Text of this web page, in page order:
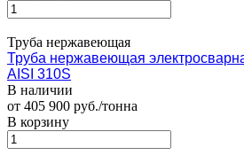
Труба нержавеющая
Труба нержавеющая
AISI 310S
В наличии
от 405 900 руб./тонна
В корзину